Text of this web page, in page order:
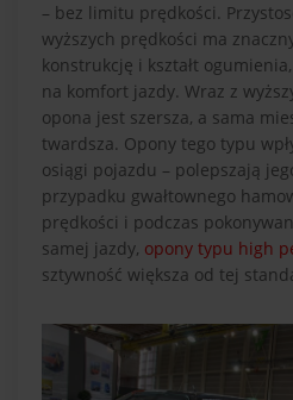
– bez limitu prędkości.
wyższych prędkości ma
konstrukcję i kształt
na komfort jazdy. Wraz z
opona jest szersza, a sama
twardsza. Opony tego typu
osiągi pojazdu – polepszają
przypadku gwałtownego
prędkości i podczas
samej jazdy, opony typu high
sztywność większa od tej